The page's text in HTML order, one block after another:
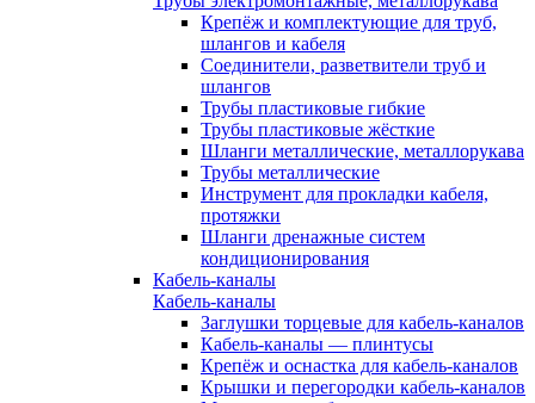
Крепёж и комплектующие для труб,
шлангов и кабеля
Соединители, разветвители труб и
шлангов
Трубы пластиковые гибкие
Трубы пластиковые жёсткие
Шланги металлические, металлорукава
Трубы металлические
Инструмент для прокладки кабеля,
протяжки
Шланги дренажные систем
кондиционирования
Кабель-каналы
Кабель-каналы
Заглушки торцевые для кабель-каналов
Кабель-каналы — плинтусы
Крепёж и оснастка для кабель-каналов
Крышки и перегородки кабель-каналов